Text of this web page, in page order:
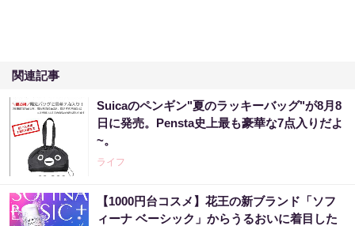
関連記事
Suicaのペンギン"夏のラッキーバッグ"が8月8
日に発売。Pensta史上最も豪華な7点入りだよ
~。
ライフ
【1000円台コスメ】花王の新ブランド「ソフ
ィーナ ベーシック」からうるおいに着目した